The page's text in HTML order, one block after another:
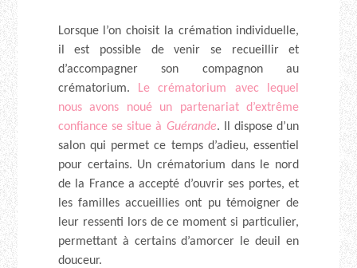
Lorsque l’on choisit la crémation individuelle,
il est possible de venir se recueillir et
d’accompagner son compagnon au
crématorium. Le crématorium avec lequel
nous avons noué un partenariat d’extrême
confiance se situe à Guérande. Il dispose d’un
salon qui permet ce temps d’adieu, essentiel
pour certains. Un crématorium dans le nord
de la France a accepté d’ouvrir ses portes, et
les familles accueillies ont pu témoigner de
leur ressenti lors de ce moment si particulier,
permettant à certains d’amorcer le deuil en
douceur.